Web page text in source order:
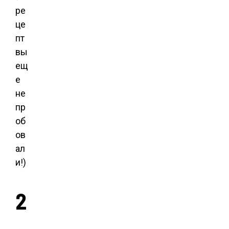
ре
це
пт
вы
ещ
е
не
пр
об
ов
ал
и!)
2